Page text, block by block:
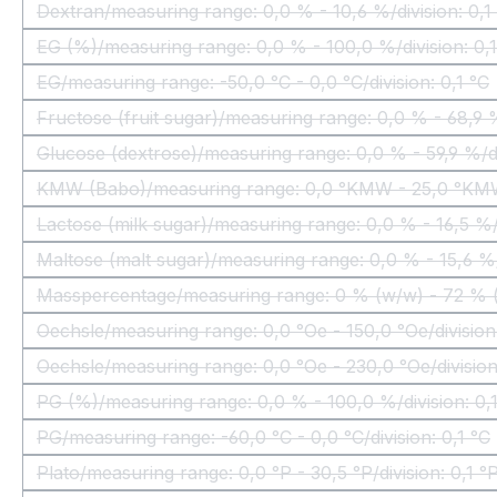
Dextran/measuring range: 0,0 % - 10,6 %/division: 0,1
(Questa opzione non è al
EG (%)/measuring range: 0,0 % - 100,0 %/division:
(Questa opzione non è al
EG/measuring range: -50,0 °C - 0,0 °C/division: 0,1 °C
(Questa opzione non è al
Fructose (fruit sugar)/measuring range: 0,0 % - 68,9
(Questa opzione non
Glucose (dextrose)/measuring range: 0,0 % - 59,9 %/
(Questa opzione non è
KMW (Babo)/measuring range: 0,0 °KMW - 25,0
(Questa opzione
Lactose (milk sugar)/measuring range: 0,0 % - 16,5
(Questa opzione non
Maltose (malt sugar)/measuring range: 0,0 % - 15,6
(Questa opzione non
Masspercentage/measuring range: 0 % (w/w) - 72 %
(Questa
Oechsle/measuring range: 0,0 °Oe - 150,0 °Oe/
(Questa opzione non è al
Oechsle/measuring range: 0,0 °Oe - 230,0 °Oe/
(Questa opzione non è al
PG (%)/measuring range: 0,0 % - 100,0 %/division:
(Questa opzione non è al
PG/measuring range: -60,0 °C - 0,0 °C/division: 0,1 °C
(Questa opzione non è al
Plato/measuring range: 0,0 °P - 30,5 °P/division: 0,1
(Questa opzione non è al